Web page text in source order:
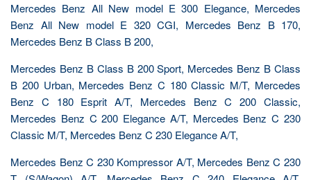
Mercedes Benz All New model E 300 Elegance, Mercedes
Benz All New model E 320 CGI, Mercedes Benz B 170,
Mercedes Benz B Class B 200,
Mercedes Benz B Class B 200 Sport, Mercedes Benz B Class
B 200 Urban, Mercedes Benz C 180 Classic M/T, Mercedes
Benz C 180 Esprit A/T, Mercedes Benz C 200 Classic,
Mercedes Benz C 200 Elegance A/T, Mercedes Benz C 230
Classic M/T, Mercedes Benz C 230 Elegance A/T,
Mercedes Benz C 230 Kompressor A/T, Mercedes Benz C 230